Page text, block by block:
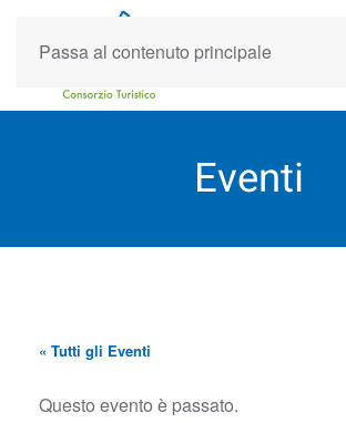
Passa al contenuto principale
Eventi
« Tutti gli Eventi
Questo evento è passato.